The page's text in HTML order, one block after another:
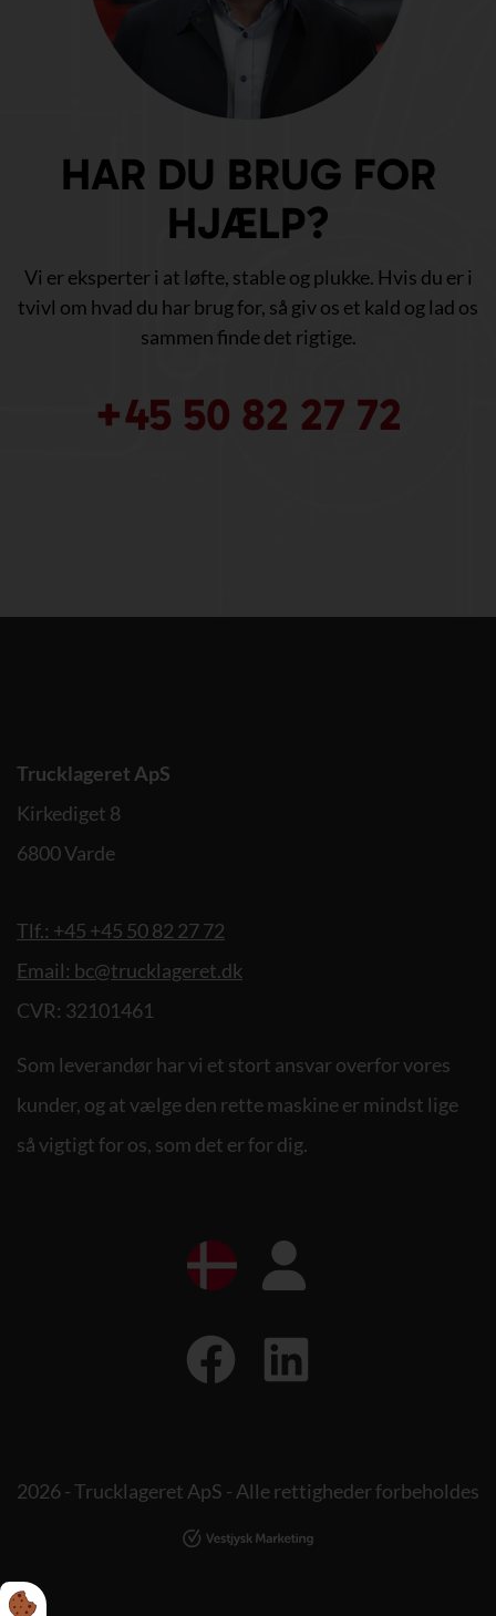
HAR DU BRUG FOR
HJÆLP?
Vi er eksperter i at løfte, stable og plukke. Hvis du er i
tvivl om hvad du har brug for, så giv os et kald og lad os
sammen finde det rigtige.
+45 50 82 27 72
Trucklageret ApS
Kirkediget 8
6800 Varde
Tlf.: +45 +45 50 82 27 72
Email: bc@trucklageret.dk
CVR: 32101461
Som leverandør har vi et stort ansvar overfor vores
kunder, og at vælge den rette maskine er mindst lige
så vigtigt for os, som det er for dig.
2026 - Trucklageret ApS - Alle rettigheder forbeholdes